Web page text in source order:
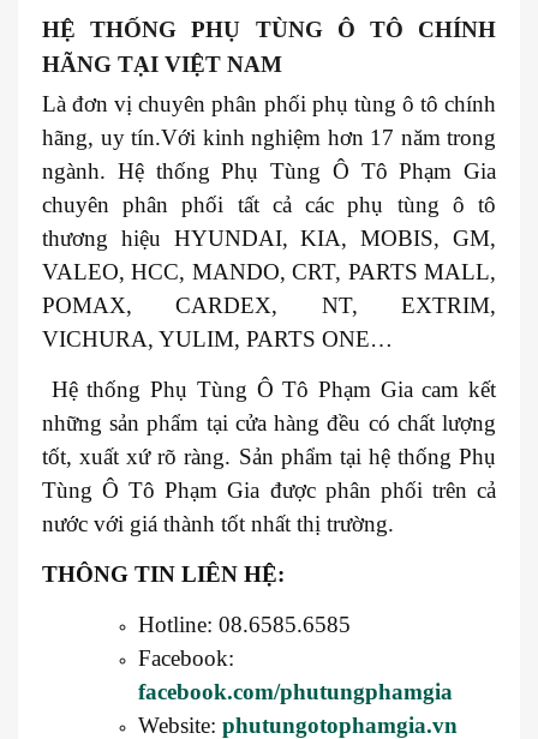
HỆ THỐNG PHỤ TÙNG Ô TÔ CHÍNH
HÃNG TẠI VIỆT NAM
Là đơn vị chuyên phân phối phụ tùng ô tô chính
hãng, uy tín.Với kinh nghiệm hơn 17 năm trong
ngành. Hệ thống Phụ Tùng Ô Tô Phạm Gia
chuyên phân phối tất cả các phụ tùng ô tô
thương hiệu HYUNDAI, KIA, MOBIS, GM,
VALEO, HCC, MANDO, CRT, PARTS MALL,
POMAX, CARDEX, NT, EXTRIM,
VICHURA, YULIM, PARTS ONE…
Hệ thống Phụ Tùng Ô Tô Phạm Gia cam kết
những sản phẩm tại cửa hàng đều có chất lượng
tốt, xuất xứ rõ ràng. Sản phẩm tại hệ thống Phụ
Tùng Ô Tô Phạm Gia được phân phối trên cả
nước với giá thành tốt nhất thị trường.
THÔNG TIN LIÊN HỆ:
Hotline: 08.6585.6585
Facebook:
facebook.com/phutungphamgia
Website: phutungotophamgia.vn